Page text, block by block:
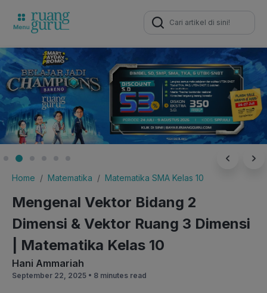
Search
for:
Home Matematika Matematika SMA Kelas 10
Mengenal Vektor Bidang 2
Dimensi & Vektor Ruang 3 Dimensi
| Matematika Kelas 10
Hani Ammariah
September 22, 2025 • 8 minutes read